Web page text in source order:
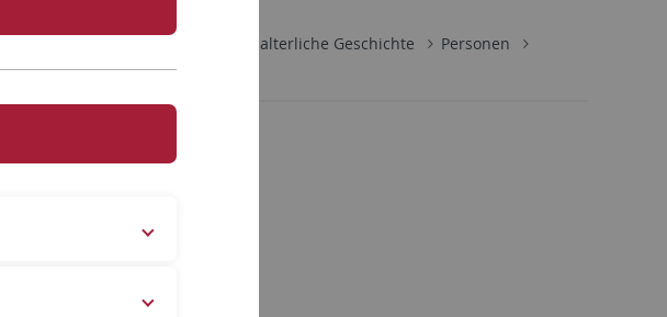
Mittelalterliche Geschichte
Personen